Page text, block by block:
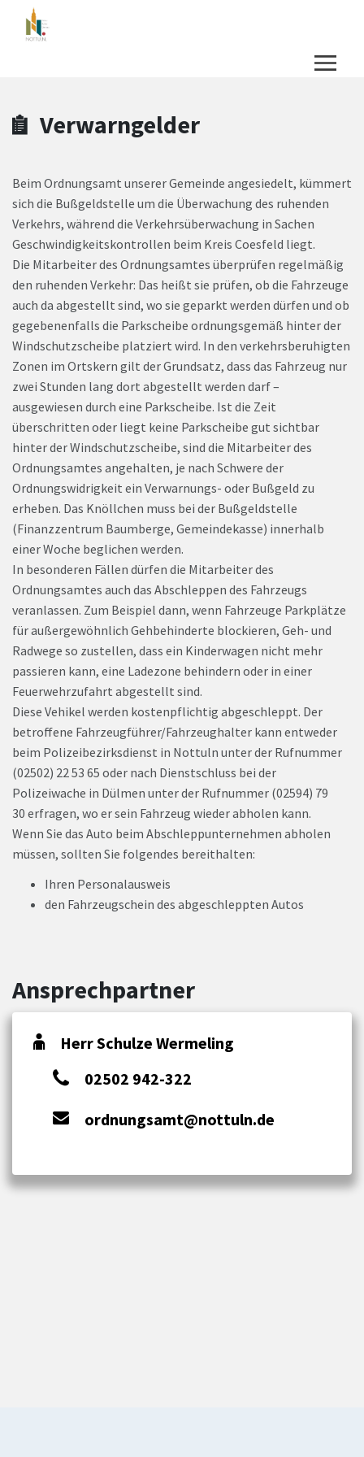
Zum Hauptinhalt springen
Verwarngelder
Beim Ordnungsamt unserer Gemeinde angesiedelt, kümmert
sich die Bußgeldstelle um die Überwachung des ruhenden
Verkehrs, während die Verkehrsüberwachung in Sachen
Geschwindigkeitskontrollen beim Kreis Coesfeld liegt.
Die Mitarbeiter des Ordnungsamtes überprüfen regelmäßig
den ruhenden Verkehr: Das heißt sie prüfen, ob die Fahrzeuge
auch da abgestellt sind, wo sie geparkt werden dürfen und ob
gegebenenfalls die Parkscheibe ordnungsgemäß hinter der
Windschutzscheibe platziert wird. In den verkehrsberuhigten
Zonen im Ortskern gilt der Grundsatz, dass das Fahrzeug nur
zwei Stunden lang dort abgestellt werden darf –
ausgewiesen durch eine Parkscheibe. Ist die Zeit
überschritten oder liegt keine Parkscheibe gut sichtbar
hinter der Windschutzscheibe, sind die Mitarbeiter des
Ordnungsamtes angehalten, je nach Schwere der
Ordnungswidrigkeit ein Verwarnungs- oder Bußgeld zu
erheben. Das Knöllchen muss bei der Bußgeldstelle
(Finanzzentrum Baumberge, Gemeindekasse) innerhalb
einer Woche beglichen werden.
In besonderen Fällen dürfen die Mitarbeiter des
Ordnungsamtes auch das Abschleppen des Fahrzeugs
veranlassen. Zum Beispiel dann, wenn Fahrzeuge Parkplätze
für außergewöhnlich Gehbehinderte blockieren, Geh- und
Radwege so zustellen, dass ein Kinderwagen nicht mehr
passieren kann, eine Ladezone behindern oder in einer
Feuerwehrzufahrt abgestellt sind.
Diese Vehikel werden kostenpflichtig abgeschleppt. Der
betroffene Fahrzeugführer/Fahrzeughalter kann entweder
beim Polizeibezirksdienst in Nottuln unter der Rufnummer
(02502) 22 53 65 oder nach Dienstschluss bei der
Polizeiwache in Dülmen unter der Rufnummer (02594) 79
30 erfragen, wo er sein Fahrzeug wieder abholen kann.
Wenn Sie das Auto beim Abschleppunternehmen abholen
müssen, sollten Sie folgendes bereithalten:
Ihren Personalausweis
den Fahrzeugschein des abgeschleppten Autos
Ansprechpartner
Herr Schulze Wermeling
02502 942-322
ordnungsamt@nottuln.de